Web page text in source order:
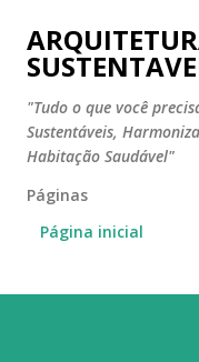
Pular
"Tudo o que você
Sustentáveis,
Habitação Saudável"
Páginas
Página inicial